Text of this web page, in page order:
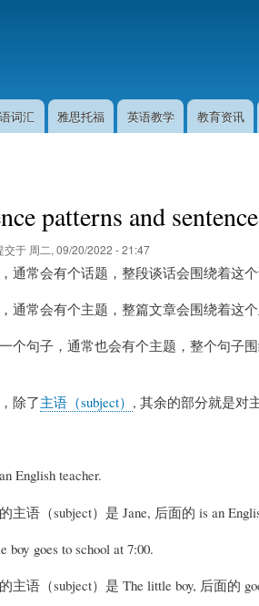
内
容
词汇 雅思托福 英语教学 教育资讯
patterns and
于 周二, 09/20/2022 - 21:47
通常会有个话题，整段谈话会围绕着这个
通常会有个主题，整篇文章会围绕着这个
个句子，通常也会有个主题，整个句子
除了主语（subject） , 其余的部分就是对
English teacher.
主语（subject）是 Jane, 后面的 is an
boy goes to school at 7:00.
主语（subject）是 The little boy, 后面的